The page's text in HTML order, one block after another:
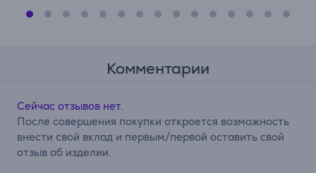
Комментарии
Сейчас отзывов нет.
После совершения покупки откроется возможность
внести свой вклад и первым/первой оставить свой
отзыв об изделии.